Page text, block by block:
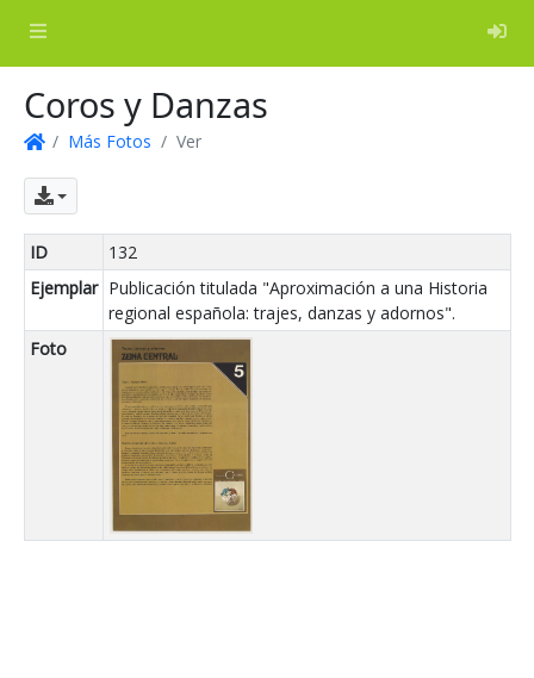
Coros y Danzas
Más Fotos Ver
Exportar
ID
132
Ejemplar Publicación titulada "Aproximación a una Historia
regional española: trajes, danzas y adornos".
Foto